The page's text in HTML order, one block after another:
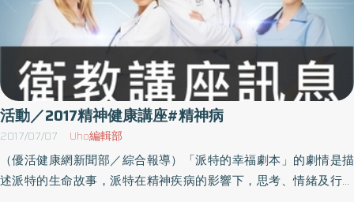
研究指出，乾眼症對工作表現及總體工作生產力影響平均降低
29％。乾眼症狀對身體機能及心理健康皆有不利的影響。因此罹患
乾眼症不再只是過去認為的眼睛疾病，現今的乾眼症更與精神及心
理層面有深層的相關。過度用眼產生異物感 每天情緒暴走張先生
每日密集用眼超過12小時，長期過度用眼產生異物感、伴隨眼睛乾
澀、搔癢等症狀，每天瀕臨情緒暴走狀態，精神也受到嚴重的折
磨。多年後出現視力模糊，才緊急至眼科求診，診斷後確診為乾眼
症。亞東醫院眼科部角膜科主任蔡紫筠表示，在精神疾病分析中，
乾眼症患者的精神疾病和精神病患病率顯著高於常人。已知藥物如
抗抑鬱藥和抗焦慮藥物是風險因素，並且可能有乾眼的副作用。因
活動／2017精神健康講座#精神病
2017/07/07 Uho編輯部
（優活健康網新聞部／綜合報導）「派特的幸福劇本」的劇情是描
述派特的生命故事，派特在精神疾病的影響下，思考、情緒及行為